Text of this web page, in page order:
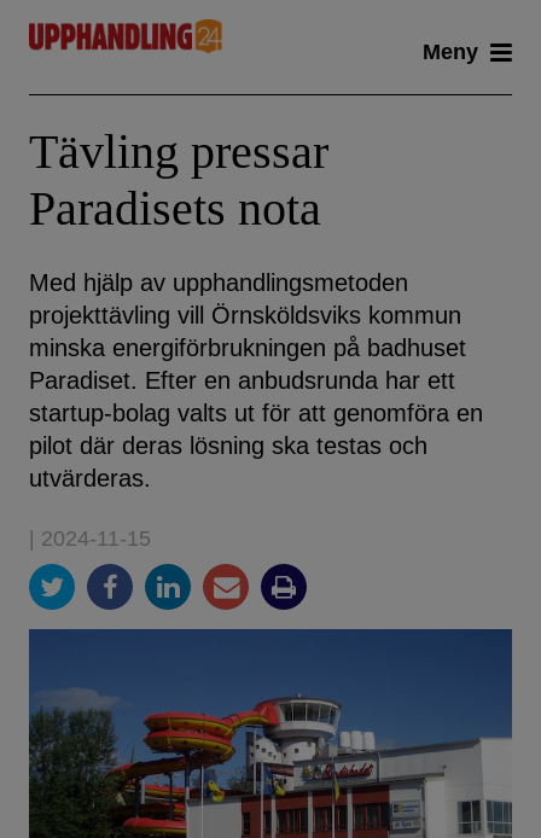
content
Meny
Tävling pressar
Paradisets nota
Med hjälp av upphandlingsmetoden
projekttävling vill Örnsköldsviks kommun
minska energiförbrukningen på badhuset
Paradiset. Efter en anbudsrunda har ett
startup-bolag valts ut för att genomföra en
pilot där deras lösning ska testas och
utvärderas.
| 2024-11-15